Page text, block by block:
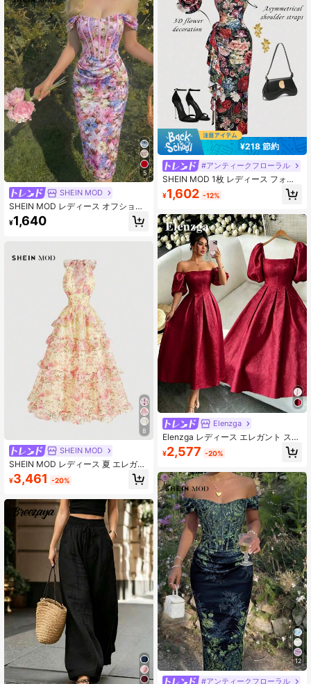
5
SHEIN MOD
SHEIN MOD レディース オフショル
ダー フローラルプリント プリーツ
エレガント ウエストシェイプ ギャザ
¥1,640
8
SHEIN MOD
SHEIN MOD レディース 夏 エレガン
ト 小花柄 フリルヘム バックレス ホ
ルターネック ワンピース
¥3,461 -20%
¥218 節約
#アンティークフローラル
SHEIN MOD 1枚 レディース フォー
ルダブル ホルターネック フローラル
デコレーション ボディコン ロングド
¥1,602 -12%
Elenzga
Elenzga レディース エレガント スク
エアネック テクスチャード ジャカー
ド ピンク ギャザー パフスリーブ ウ
ス
¥2,577 -20%
12
#アンティークフローラル